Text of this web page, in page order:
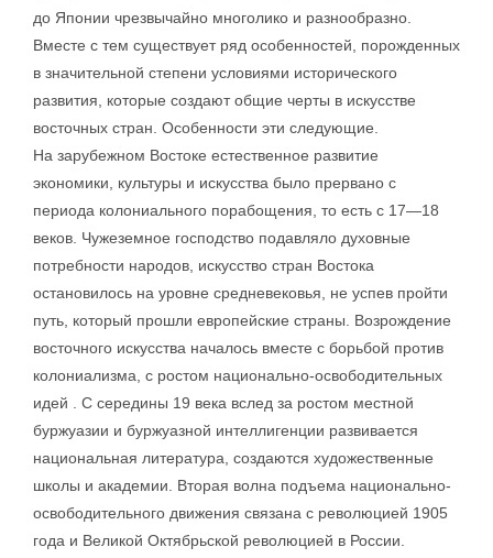
до Японии чрезвычайно многолико и разнообразно.
Вместе с тем существует ряд особенностей, порожденных
в значительной степени условиями исторического
развития, которые создают общие черты в искусстве
восточных стран. Особенности эти следующие.
На зарубежном Востоке естественное развитие
экономики, культуры и искусства было прервано с
периода колониального порабощения, то есть с 17—18
веков. Чужеземное господство подавляло духовные
потребности народов, искусство стран Востока
остановилось на уровне средневековья, не успев пройти
путь, который прошли европейские страны. Возрождение
восточного искусства началось вместе с борьбой против
колониализма, с ростом национально-освободительных
идей . С середины 19 века вслед за ростом местной
буржуазии и буржуазной интеллигенции развивается
национальная литература, создаются художественные
школы и академии. Вторая волна подъема национально-
освободительного движения связана с революцией 1905
года и Великой Октябрьской революцией в России.